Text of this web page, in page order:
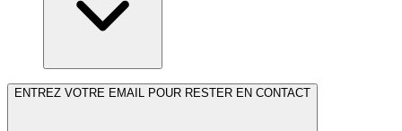
ENTREZ VOTRE EMAIL POUR RESTER EN CONTACT